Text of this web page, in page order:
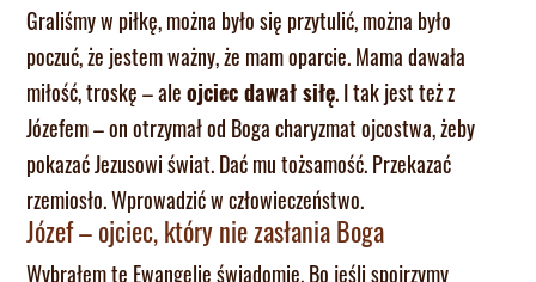
Graliśmy w piłkę, można było się przytulić, można było
poczuć, że jestem ważny, że mam oparcie. Mama dawała
miłość, troskę – aleojciec dawał siłę. I tak jest też z
Józefem – on otrzymał od Boga charyzmat ojcostwa, żeby
pokazać Jezusowi świat. Dać mu tożsamość. Przekazać
rzemiosło. Wprowadzić w człowieczeństwo.
Józef – ojciec, który nie zasłania Boga
Wybrałem tę Ewangelię świadomie. Bo jeśli spojrzymy